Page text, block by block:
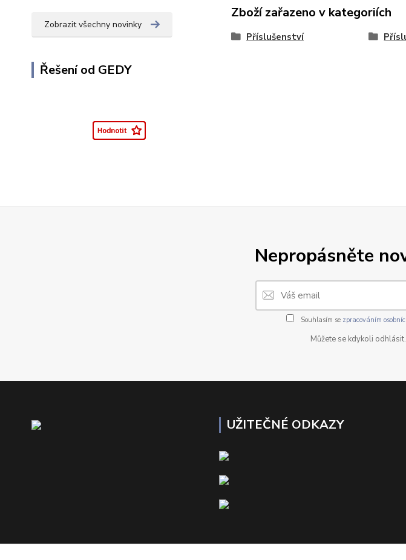
Zobrazit všechny novinky
Řešení od GEDY
Zboží zařazeno v kategoriích
Příslušenství
Nepropásněte
Souhlasím se zpracováním
Můžete se kdykoli
UŽITEČNÉ ODKAZY